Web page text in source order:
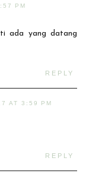
PM
ada yang datang
REPLY
AT 3:59 PM
REPLY